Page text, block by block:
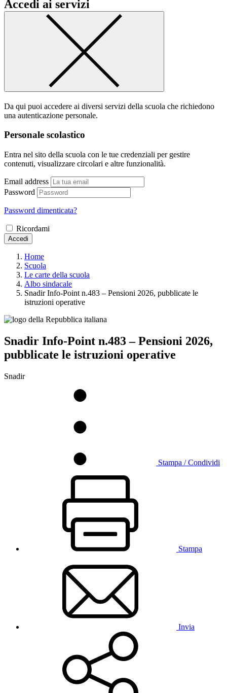
Accedi ai servizi
Da qui puoi accedere ai diversi servizi della scuola che richiedono
una autenticazione personale.
Personale scolastico
Entra nel sito della scuola con le tue credenziali per gestire
contenuti, visualizzare circolari e altre funzionalità.
Email address
Password
Password dimenticata?
Ricordami
Accedi
Home
Scuola
Le carte della scuola
Albo sindacale
Snadir Info-Point n.483 – Pensioni 2026, pubblicate le
istruzioni operative
Snadir Info-Point n.483 – Pensioni 2026,
pubblicate le istruzioni operative
Snadir
Stampa / Condividi
Stampa
Invia